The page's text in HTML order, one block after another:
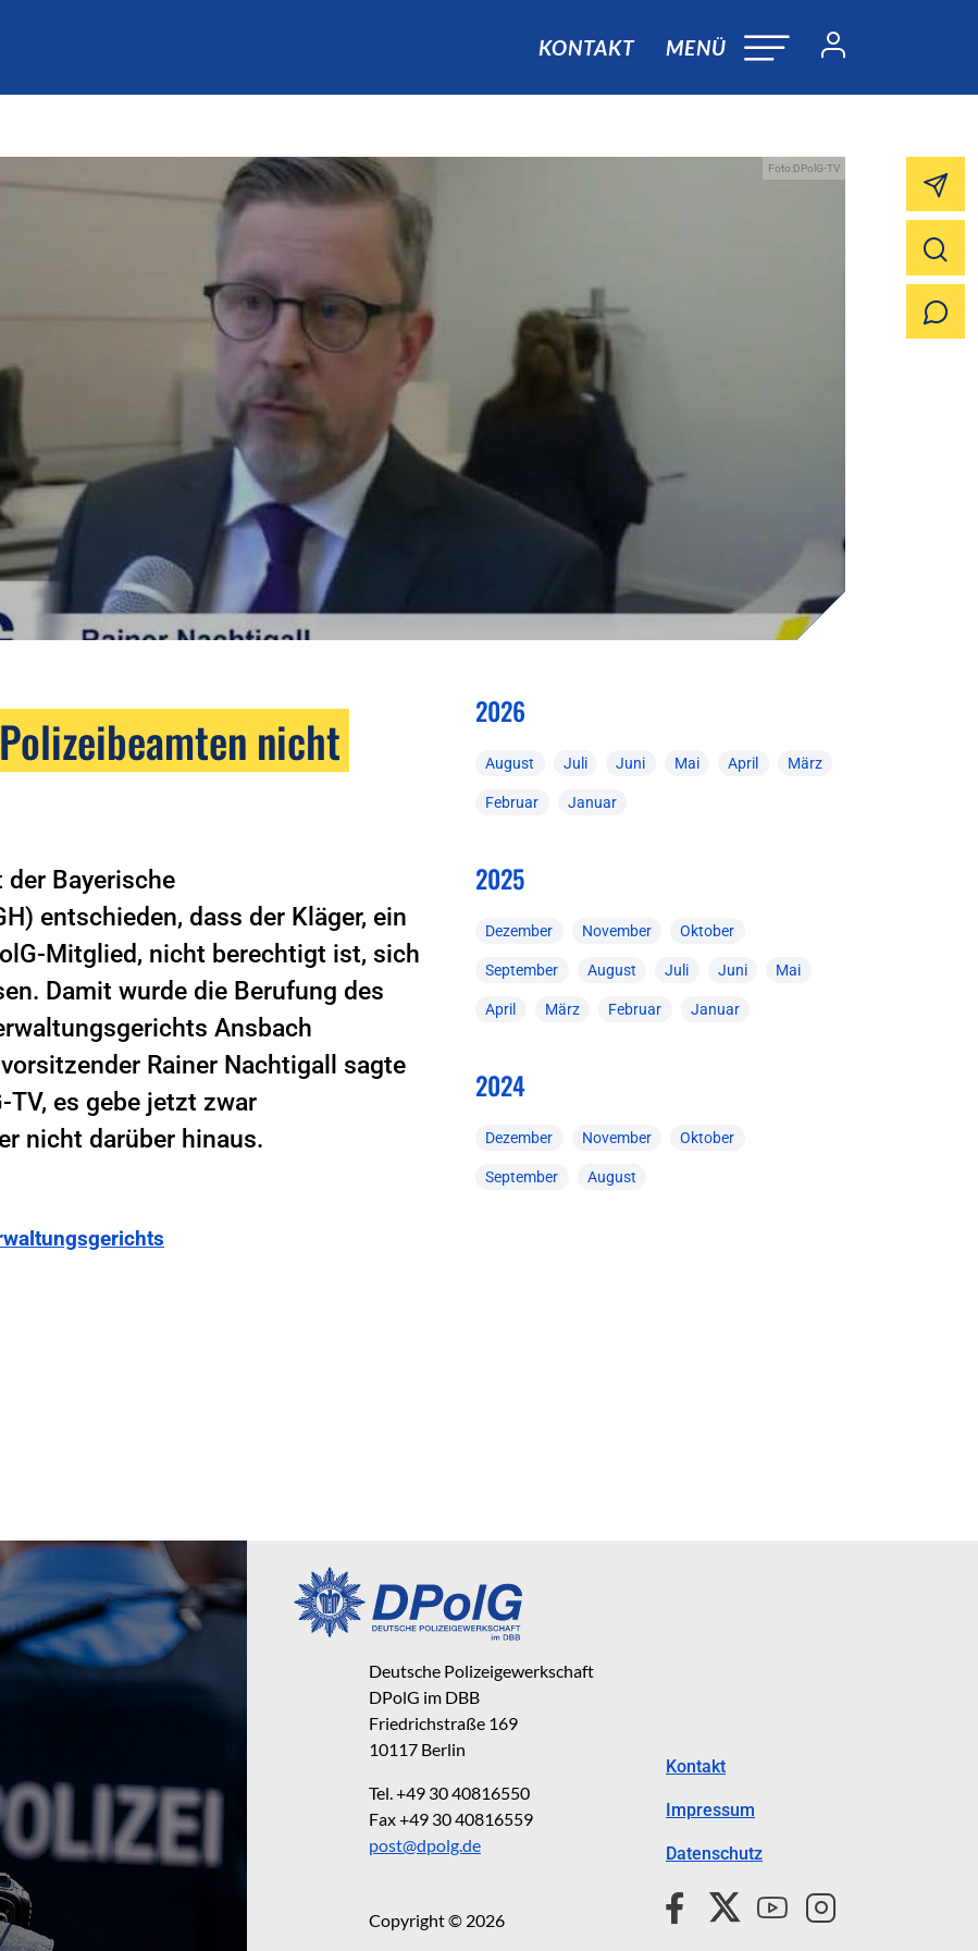
KONTAKT MENÜ
Foto:DPolG-TV
nicht
Bayerische
entschieden, dass der Kläger, ein
Mitglied, nicht berechtigt ist, sich
Damit wurde die Berufung des
Ansbach
Rainer Nachtigall sagte
es gebe jetzt zwar
nicht darüber hinaus.
2026
August Juli Juni Mai April März
Februar Januar
2025
Dezember November Oktober
September August Juli Juni Mai
April März Februar Januar
2024
Dezember November Oktober
September August
Deutsche Polizeigewerkschaft
DPolG im DBB
Friedrichstraße 169
10117 Berlin
Tel. +49 30 40816550
Fax +49 30 40816559
post@dpolg.de
Kontakt
Impressum
Datenschutz
Copyright © 2026